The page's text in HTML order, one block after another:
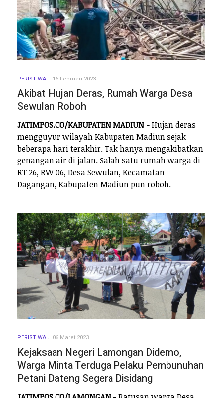
PERISTIWA 16 Februari 2023
Akibat Hujan Deras, Rumah Warga Desa
Sewulan Roboh
JATIMPOS.CO/KABUPATEN MADIUN -Hujan deras
mengguyur wilayah Kabupaten Madiun sejak
beberapa hari terakhir. Tak hanya mengakibatkan
genangan air di jalan. Salah satu rumah warga di
RT 26, RW 06, Desa Sewulan, Kecamatan
Dagangan, Kabupaten Madiun pun roboh.
PERISTIWA 06 Maret 2023
Kejaksaan Negeri Lamongan Didemo,
Warga Minta Terduga Pelaku Pembunuhan
Petani Dateng Segera Disidang